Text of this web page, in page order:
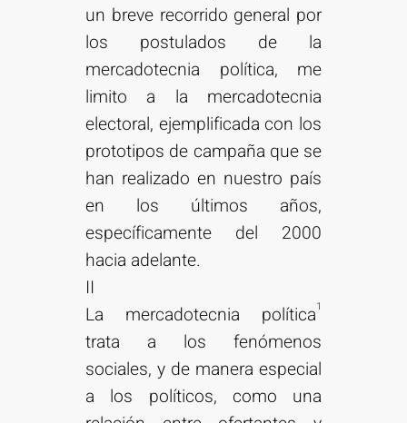
un breve recorrido general por
los postulados de la
mercadotecnia política, me
limito a la mercadotecnia
electoral, ejemplificada con los
prototipos de campaña que se
han realizado en nuestro país
en los últimos años,
específicamente del 2000
hacia adelante.
II
La mercadotecnia política1
trata a los fenómenos
sociales, y de manera especial
a los políticos, como una